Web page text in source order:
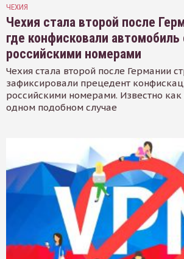
ЧЕХИЯ
Чехия стала второй после
где конфисковали автомобиль
российскими номерами
Чехия стала второй после Германии
зафиксировали прецедент
российскими номерами. Известно
одном подобном случае